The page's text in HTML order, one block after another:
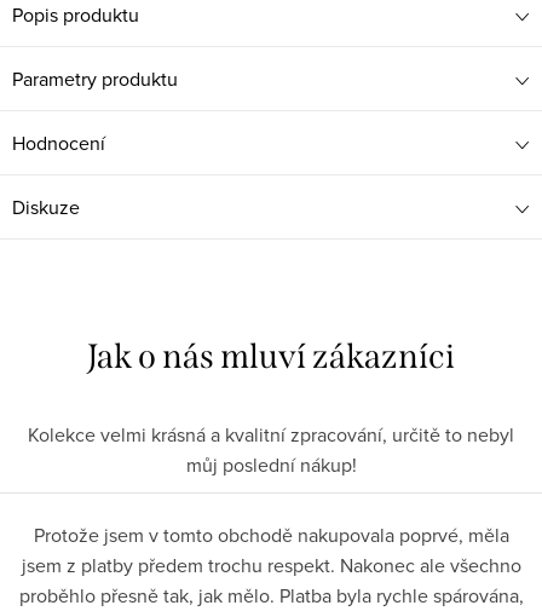
Popis produktu
Parametry produktu
Hodnocení
Diskuze
Kolekce velmi krásná a kvalitní zpracování, určitě to nebyl
můj poslední nákup!
Protože jsem v tomto obchodě nakupovala poprvé, měla
jsem z platby předem trochu respekt. Nakonec ale všechno
proběhlo přesně tak, jak mělo. Platba byla rychle spárována,